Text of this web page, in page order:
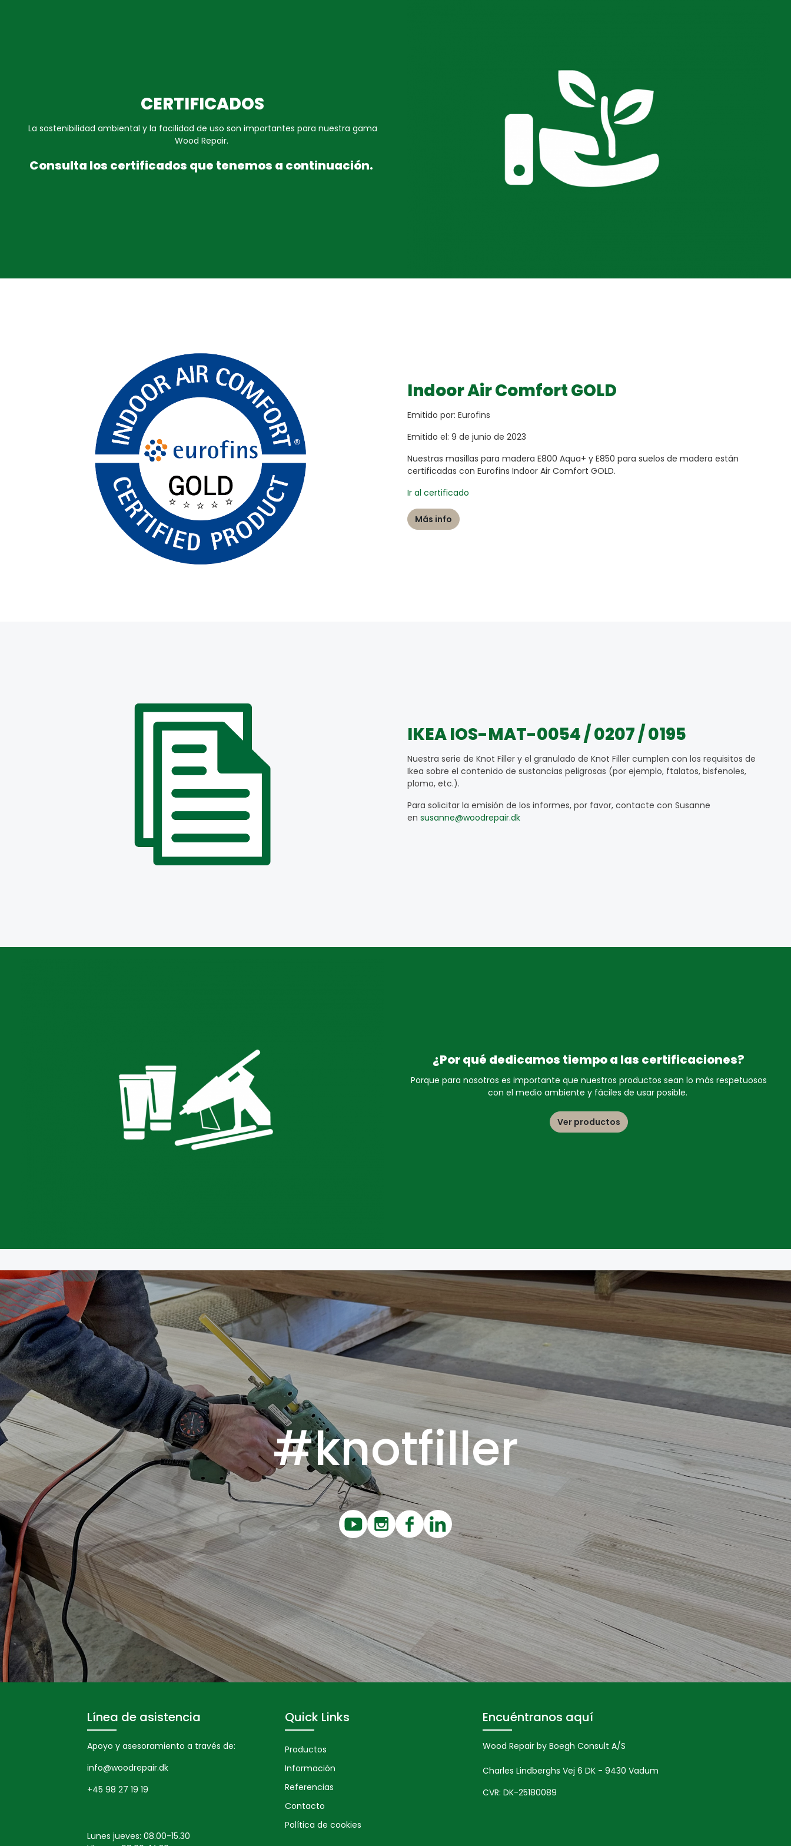
CERTIFICADOS
La sostenibilidad ambiental y la facilidad de uso son importantes para nuestra gama
Wood Repair.
Consulta los certificados que tenemos a continuación.
Indoor Air Comfort GOLD
Emitido por: Eurofins
Emitido el: 9 de junio de 2023
Nuestras masillas para madera E800 Aqua+ y E850 para suelos de madera están
certificadas con Eurofins Indoor Air Comfort GOLD.
Ir al certificado
Más info
IKEA IOS-MAT-0054 / 0207 / 0195
Nuestra serie de Knot Filler y el granulado de Knot Filler cumplen con los requisitos de
Ikea sobre el contenido de sustancias peligrosas (por ejemplo, ftalatos, bisfenoles,
plomo, etc.).
Para solicitar la emisión de los informes, por favor, contacte con Susanne
en susanne@woodrepair.dk
¿Por qué dedicamos tiempo a las certificaciones?
Porque para nosotros es importante que nuestros productos sean lo más respetuosos
con el medio ambiente y fáciles de usar posible.
Ver productos
#knotfiller
Encuéntranos aquí
Wood Repair by Boegh Consult A/S
Charles Lindberghs Vej 6 DK - 9430 Vadum
CVR: DK-25180089
Línea de asistencia
Apoyo y asesoramiento a través de:
info@woodrepair.dk
+45 98 27 19 19
Lunes jueves: 08.00-15.30
Quick Links
Productos
Información
Referencias
Contacto
Política de cookies